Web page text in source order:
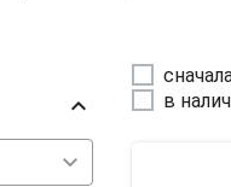
chevron_right
в